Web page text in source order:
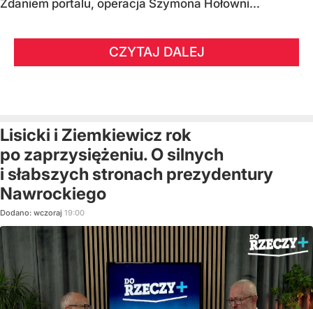
Zdaniem portalu, operacja Szymona Hołowni...
CZYTAJ DALEJ
Lisicki i Ziemkiewicz rok
po zaprzysiężeniu. O silnych
i słabszych stronach prezydentury
Nawrockiego
Dodano: wczoraj 19:00